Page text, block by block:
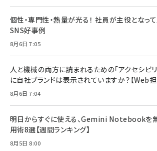
個性・専門性・熱量が光る！ 社員が主役となっ
SNS好事例
8月6日 7:05
人と機械の両方に読まれるための「アクセシビ
に自社ブランドは表示されていますか？【Web
8月6日 7:04
明日からすぐに使える、Gemini Notebookを
用術8選【週間ランキング】
8月5日 8:00